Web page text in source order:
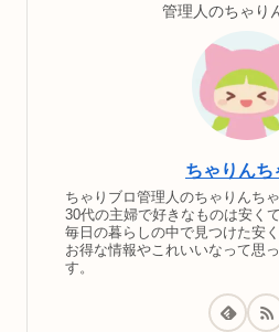
管理人のちゃり
ちゃりんち
ちゃりブロ管理人のちゃりんちゃ
30代の主婦で好きなものは安く
毎日の暮らしの中で見つけた安
お得な情報やこれいいなって思
す。